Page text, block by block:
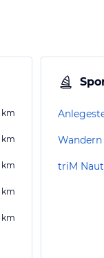
km
km
km
km
km
triM